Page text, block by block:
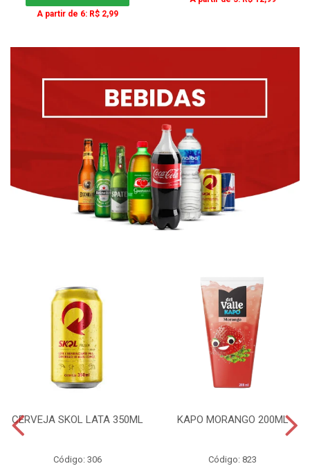
A partir de 6: R$ 2,99
CERVEJA SKOL LATA 350ML
Código: 306
KAPO MORANGO 200ML
Código: 823